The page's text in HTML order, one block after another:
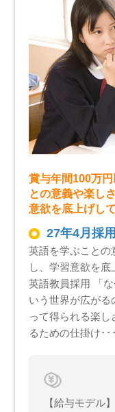
賞与年間100万
との意義や楽し
意欲を底上げし
27年4月採
英語を学ぶことの
し、学習意欲を
英語教員採用 「
いう世界が広がる
って得られる楽し
るための仕掛け･･･
【給与モデル】